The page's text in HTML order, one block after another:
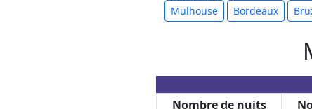
Mulhouse Bordeaux
Nombre de nuits